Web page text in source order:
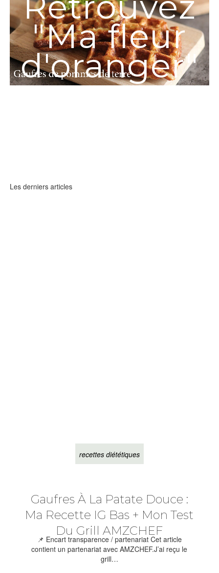
"Ma fleur
d'oranger"
sur
Les derniers articles
recettes diététiques
Gaufres À La Patate Douce :
Ma Recette IG Bas + Mon Test
Du Grill AMZCHEF
📌 Encart transparence / partenariat Cet article
contient un partenariat avec AMZCHEF.J’ai reçu le
grill…